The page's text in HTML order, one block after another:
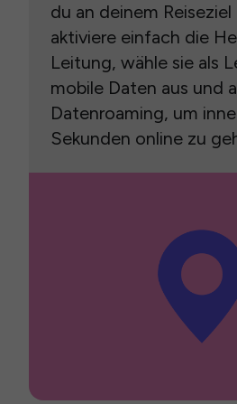
du an deinem
aktiviere einfach die
Leitung, wähle sie als
mobile Daten aus und
Datenroaming, um
Sekunden online zu